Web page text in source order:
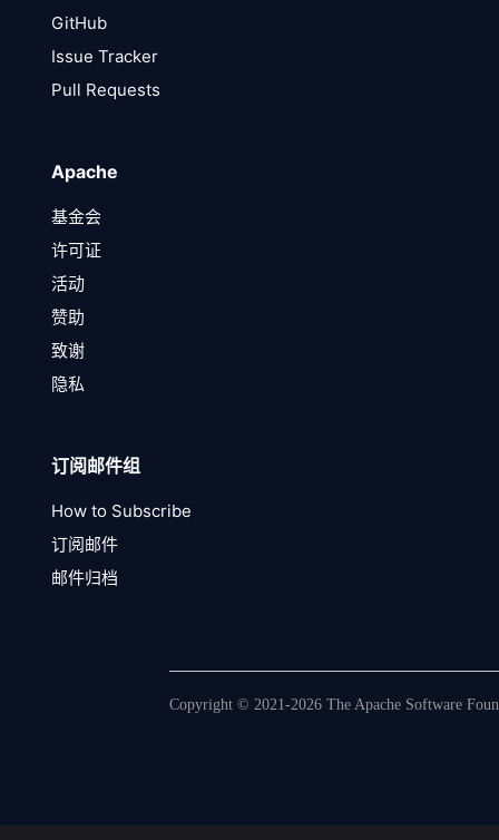
GitHub
Issue Tracker
Pull Requests
Apache
基金会
许可证
活动
赞助
致谢
隐私
订阅邮件组
How to Subscribe
订阅邮件
邮件归档
Copyright © 2021-2026 The Apache Software